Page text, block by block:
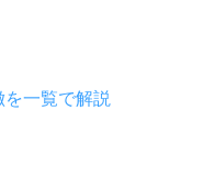
を一覧で解説